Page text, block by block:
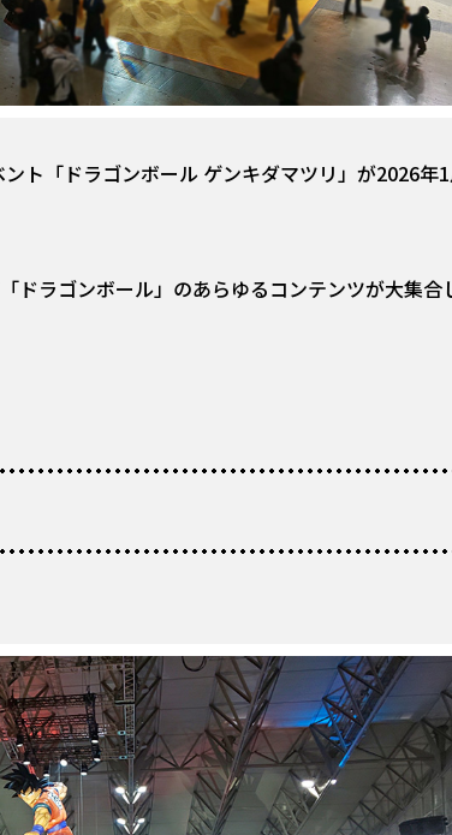
ト「ドラゴンボール ゲンキダマツリ」が2026
ドラゴンボール」のあらゆるコンテンツが大集